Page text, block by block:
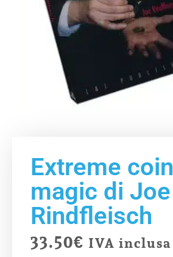
Extreme coin
magic di Joe
Rindfleisch
33.50€ IVA inclusa